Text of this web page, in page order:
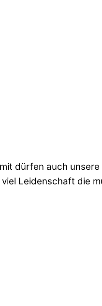
dürfen auch
Leidenschaft die